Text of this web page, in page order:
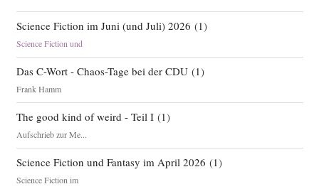
Science Fiction im Juni (und Juli) 2026 (1)
Science Fiction und
Das C-Wort - Chaos-Tage bei der CDU(1)
Frank Hamm
The good kind of weird - Teil I(1)
Aufschrieb zur Me...
Science Fiction und Fantasy im April 2026 (1)
Science Fiction im